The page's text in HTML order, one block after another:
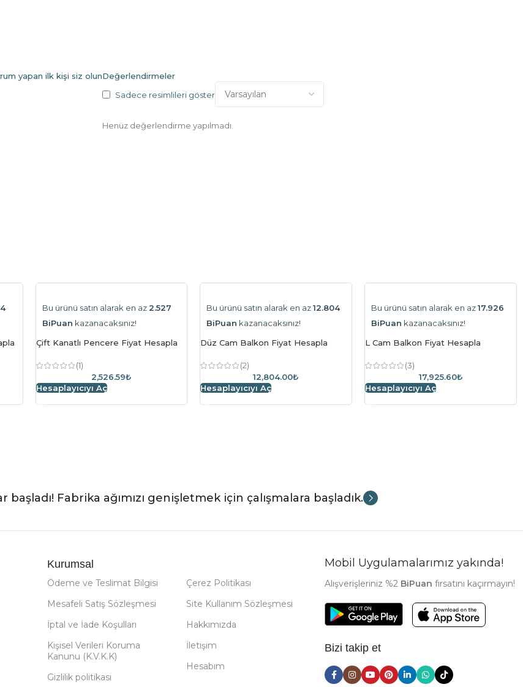
Değerlendirmeler
Sadece resimlileri göster
Henüz değerlendirme yapılmadı.
yapan ilk kişi siz olun
Bu ürünü satın alarak en az 2.527
BiPuan kazanacaksınız!
Çift Kanatlı Pencere Fiyat Hesapla
(1)
2,526.59₺
Hesaplayıcıyı Aç
Bu ürünü satın alarak en az12.804
BiPuan kazanacaksınız!
Düz Cam Balkon Fiyat Hesapla
(2)
12,804.00₺
Hesaplayıcıyı Aç
Bu ürünü satın alarak en az17.926
BiPuan kazanacaksınız!
L Cam Balkon Fiyat Hesapla
(3)
17,925.60₺
Hesaplayıcıyı Aç
başladı! Fabrika ağımızı genişletmek için çalışmalara başladık.
Kurumsal
Ödeme ve Teslimat Bilgisi
Mesafeli Satış Sözleşmesi
İptal ve İade Koşulları
Kişisel Verileri Koruma
Kanunu (K.V.K.K)
Gizlilik politikası
Çerez Politikası
Site Kullanım Sözleşmesi
Hakkımızda
İletişim
Hesabım
Mobil Uygulamalarımız yakında!
Alışverişleriniz %2 BiPuan fırsatını kaçırmayın!
Bizi takip et